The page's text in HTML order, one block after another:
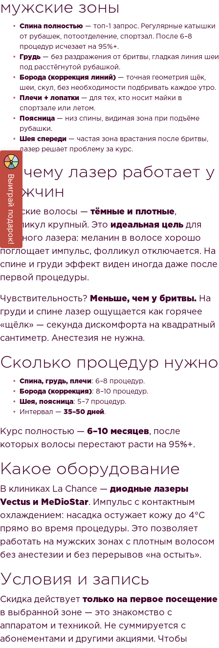
мужские зоны
Спина полностью — топ-1 запрос. Регулярные катышки
от рубашек, потоотделение, спортзал. После 6–8
процедур исчезает на 95%+.
Грудь — без раздражения от бритвы, гладкая линия шеи
под расстёгнутой рубашкой.
Борода (коррекция линий) — точная геометрия щёк,
шеи, скул, без необходимости подбривать каждое утро.
Плечи + лопатки — для тех, кто носит майки в
спортзале или летом.
Поясница — низ спины, видимая зона при подъёме
рубашки.
Шея спереди — частая зона врастания после бритвы,
лазер решает проблему за курс.
Почему лазер работает у
мужчин
Мужские волосы — тёмные и плотные,
фолликул крупный. Это идеальная цель для
диодного лазера: меланин в волосе хорошо
поглощает импульс, фолликул отключается. На
спине и груди эффект виден иногда даже после
первой процедуры.
Чувствительность? Меньше, чем у бритвы. На
груди и спине лазер ощущается как горячее
«щёлк» — секунда дискомфорта на квадратный
сантиметр. Анестезия не нужна.
Сколько процедур нужно
Спина, грудь, плечи: 6–8 процедур.
Борода (коррекция): 8–10 процедур.
Шея, поясница: 5–7 процедур.
Интервал — 35–50 дней.
Курс полностью — 6–10 месяцев, после
которых волосы перестают расти на 95%+.
Какое оборудование
В клиниках La Chance — диодные лазеры
Vectus и MeDioStar. Импульс с контактным
охлаждением: насадка остужает кожу до 4°C
прямо во время процедуры. Это позволяет
работать на мужских зонах с плотным волосом
без анестезии и без перерывов «на остыть».
Условия и запись
Скидка действует только на первое посещение
в выбранной зоне — это знакомство с
аппаратом и техникой. Не суммируется с
абонементами и другими акциями. Чтобы
Выиграй подарок!